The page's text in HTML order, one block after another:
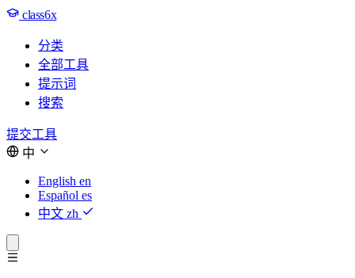
class6x
分类
全部工具
提示词
搜索
提交工具
中
English en
Español es
中文 zh